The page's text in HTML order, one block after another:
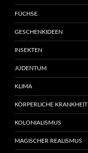
FÜCHSE
GESCHENKIDEEN
INSEKTEN
JUDENTUM
KLIMA
KÖRPERLICHE KRANKHEIT
KOLONIALISMUS
MAGISCHER REALISMUS